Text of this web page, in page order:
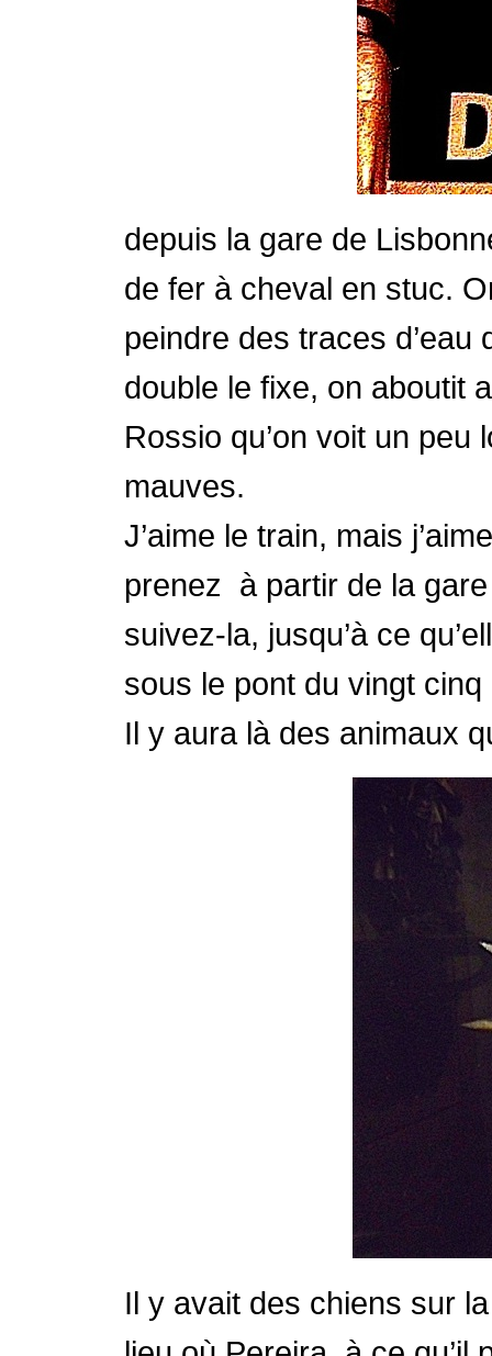
depuis la gare de
de fer à cheval en stuc.
peindre des traces
double le fixe, on aboutit
Rossio qu’on voit un
mauves.
J’aime le train, mais
prenez à partir de la
suivez-la, jusqu’à ce
sous le pont du vingt
Il y aura là des animaux
Il y avait des chiens sur